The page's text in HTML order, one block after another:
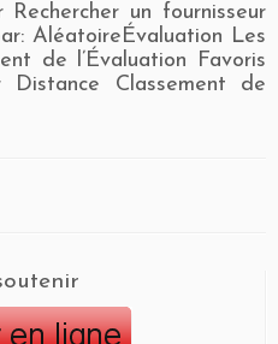
Rechercher un fournisseur
AléatoireÉvaluation Les
de l’Évaluation Favoris
Classement de